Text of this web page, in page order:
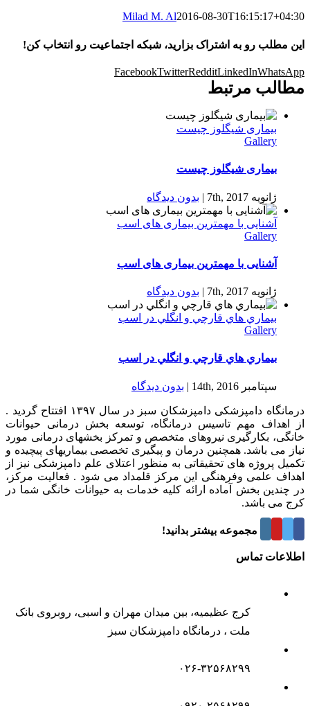
Milad M. Al2016-08-30T16:15:17+04:30
این مطلب رو به اشتراک بزارید، شبکه اجتماعیت رو انتخاب کن!
FacebookTwitterRedditLinkedInWhatsApp
مطالب مرتبط
بیماری شیگلوز چیست
Gallery
بیماری شیگلوز چیست
ژانویه 7th, 2017 | بدون ديدگاه
آشنایی با مهمترین بیماری های اسب
Gallery
آشنایی با مهمترین بیماری های اسب
ژانویه 7th, 2017 | بدون ديدگاه
بيماري هاي قارچي و انگلي در اسب
Gallery
بيماري هاي قارچي و انگلي در اسب
سپتامبر 14th, 2016 | بدون ديدگاه
درمانگاه دامپزشکی دامپزشکان سبز در سال ۱۳۹۷ افتتاح گردید .
از اهداف مهم تاسیس درمانگاه، توسعه بخش درمانی حیوانات
خانگی، بکارگیری نیروهای متخصص و تمرکز بخشهای درمانی مورد
نیاز می باشد. همچنین درمان و پیگیری تخصصی بیماریهای پیچیده و
تکمیل پروژه های تحقیقاتی به منظور اعتلای علم دامپزشکی نیز از
اهداف علمی وفرهنگی این مرکز قلمداد می شود . فعالیت مرکز،
در چندین بخش آماده ارائه کلیه خدمات به حیوانات خانگی شما در
کرج می باشد.
درباره این مجموعه بیشتر بدانید!
اطلاعات تماس
کرج عظیمیه، بین میدان مهران و اسبی، روبروی بانک
ملت ، درمانگاه دامپزشکان سبز
۰۲۶-۳۲۵۶۸۲۹۹